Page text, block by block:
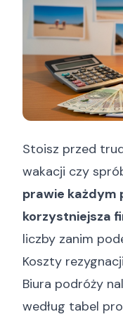
Stoisz przed
wakacji czy
prawie każdym
korzystniejsza
liczby zanim
Koszty
Biura podróży
według tabel